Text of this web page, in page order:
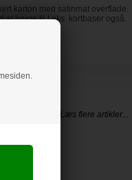
karton med satinmat overflade.
at bruge til f.eks. kortbaser også.
Læs flere artikler...